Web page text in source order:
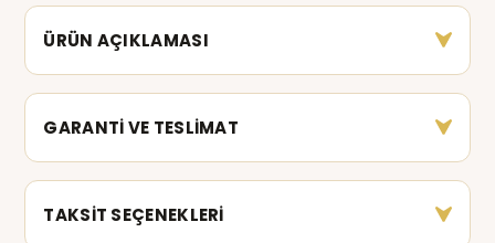
ÜRÜN AÇIKLAMASI
GARANTİ VE TESLİMAT
TAKSİT SEÇENEKLERİ